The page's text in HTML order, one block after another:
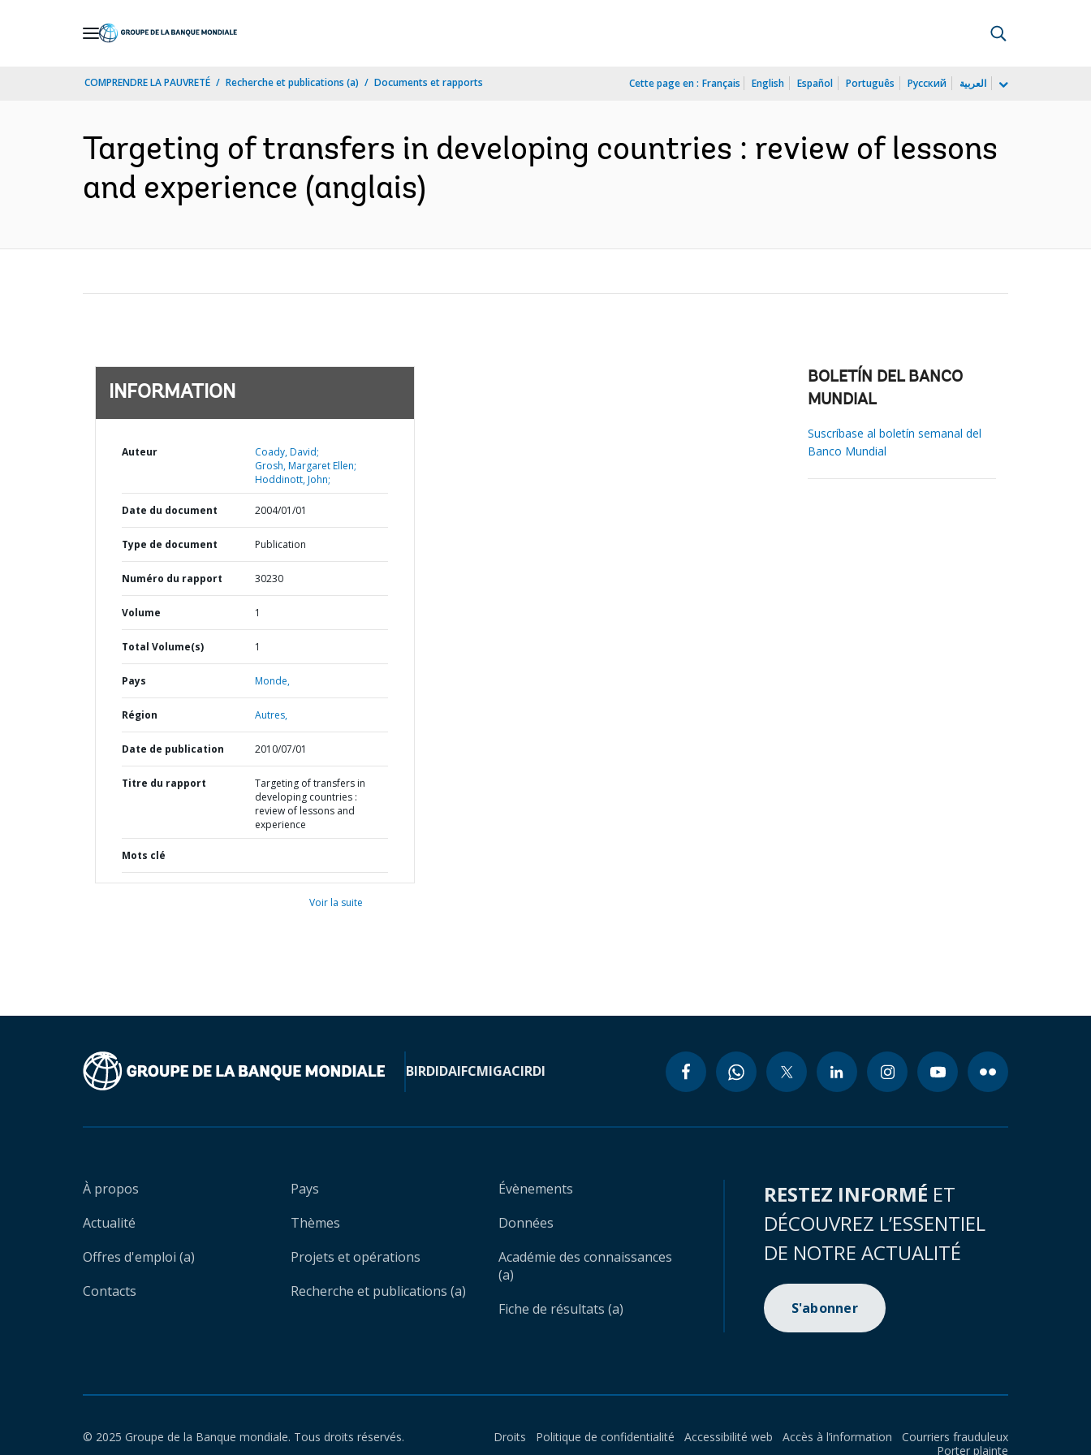
COMPRENDRE LA PAUVRETÉ Recherche et publications (a) Documents et rapports Cette page en : Français English Español Português Русский العربية
Targeting of transfers in developing countries : review of lessons
and experience (anglais)
INFORMATION
Auteur
Coady, David;
Grosh, Margaret Ellen;
Hoddinott, John;
Date du document 2004/01/01
Type de document Publication
Numéro du rapport 30230
Volume 1
Total Volume(s) 1
Pays Monde,
Région Autres,
Date de publication 2010/07/01
Titre du rapport
Targeting of transfers in
developing countries :
review of lessons and
experience
Mots clé
Voir la suite
BOLETÍN DEL BANCO
MUNDIAL
Suscríbase al boletín semanal del
Banco Mundial
BIRDIDAIFCMIGACIRDI
À propos
Actualité
Offres d'emploi (a)
Contacts
Pays
Thèmes
Projets et opérations
Recherche et publications (a)
Évènements
Données
Académie des connaissances
(a)
Fiche de résultats (a)
RESTEZ INFORMÉ ET
DÉCOUVREZ L’ESSENTIEL
DE NOTRE ACTUALITÉ
S'abonner
© 2025 Groupe de la Banque mondiale. Tous droits réservés. Droits Politique de confidentialité Accessibilité web Accès à l’information
Courriers frauduleux
Porter plainte